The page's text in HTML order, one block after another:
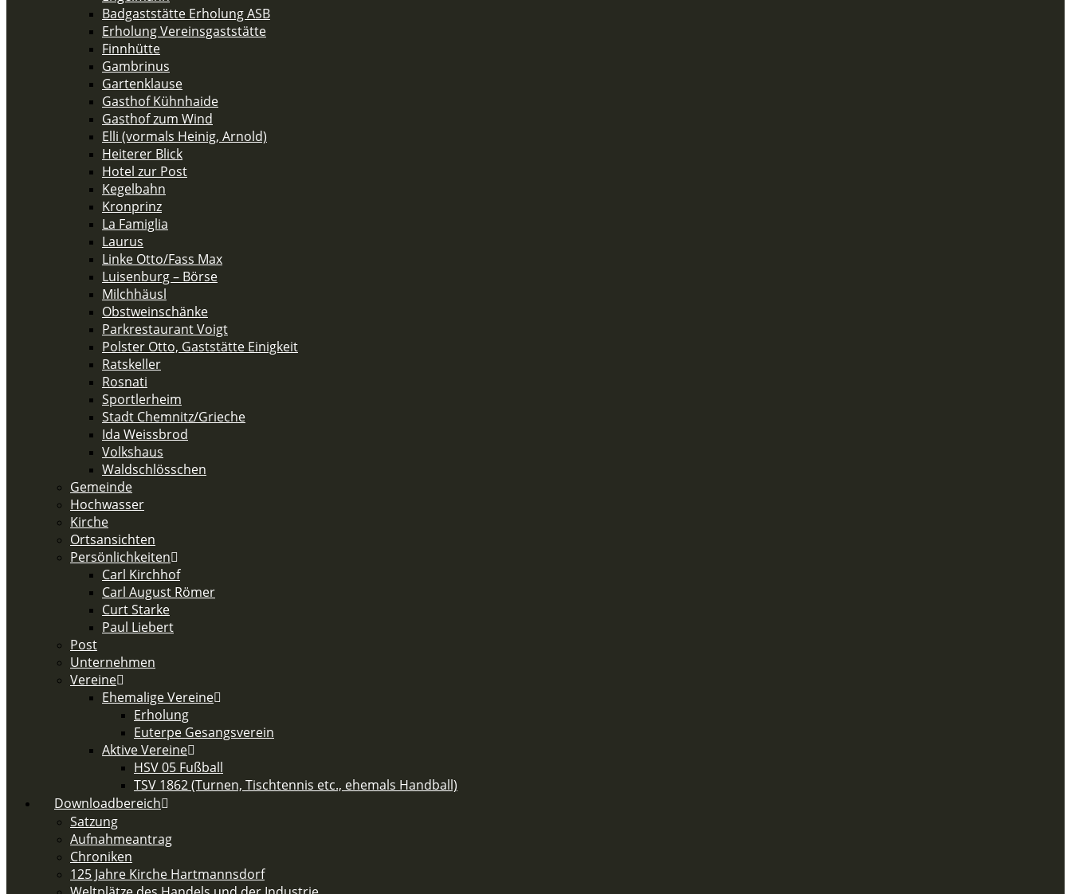
Badgaststätte Erholung ASB
Erholung Vereinsgaststätte
Finnhütte
Gambrinus
Gartenklause
Gasthof Kühnhaide
Gasthof zum Wind
Elli (vormals Heinig, Arnold)
Heiterer Blick
Hotel zur Post
Kegelbahn
Kronprinz
La Famiglia
Laurus
Linke Otto/Fass Max
Luisenburg – Börse
Milchhäusl
Obstweinschänke
Parkrestaurant Voigt
Polster Otto, Gaststätte Einigkeit
Ratskeller
Rosnati
Sportlerheim
Stadt Chemnitz/Grieche
Ida Weissbrod
Volkshaus
Waldschlösschen
Gemeinde
Hochwasser
Kirche
Ortsansichten
Persönlichkeiten
Carl Kirchhof
Carl August Römer
Curt Starke
Paul Liebert
Post
Unternehmen
Vereine
Ehemalige Vereine
Erholung
Euterpe Gesangsverein
Aktive Vereine
HSV 05 Fußball
TSV 1862 (Turnen, Tischtennis etc., ehemals Handball)
Downloadbereich
Satzung
Aufnahmeantrag
Chroniken
125 Jahre Kirche Hartmannsdorf